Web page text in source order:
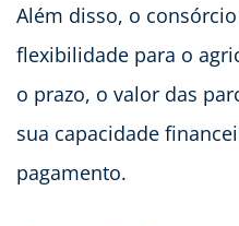
Além disso, o
flexibilidade para o
o prazo, o valor das
sua capacidade
pagamento.